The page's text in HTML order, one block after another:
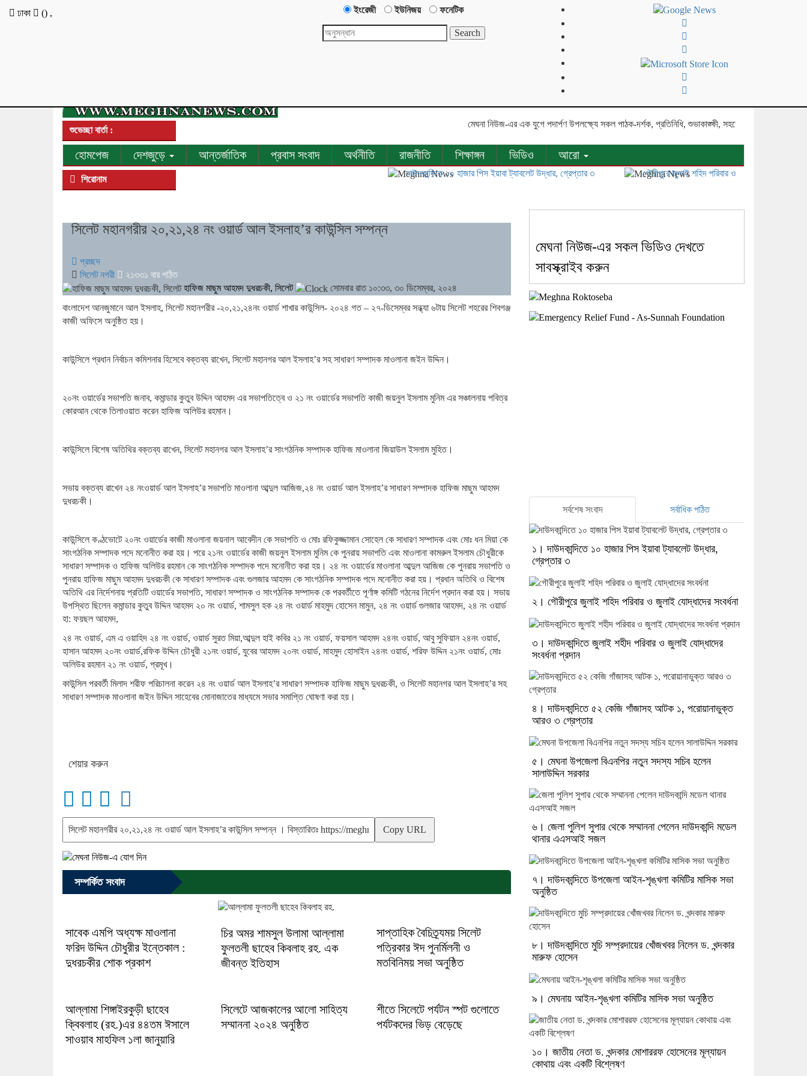
ঢাকা () , ইংরেজী ইউনিজয় ফনেটিক
শুভেচ্ছা বার্তা :
মেঘনা নিউজ-এর এক যুগে পদার্পণ উপলক্ষ্যে সকল পাঠক-দর্শক, প্রতিনিধি, শুভাকাঙ্ক্ষী, সহযোগী, কলাকৌশলীসহ দেশ ও
হোমপেজ দেশজুড়ে আন্তর্জাতিক প্রবাস সংবাদ অর্থনীতি রাজনীতি শিক্ষাঙ্গন ভিডিও আরো
শিরোনাম
দাউদকান্দিতে ১০ হাজার পিস ইয়াবা ট্যাবলেট উদ্ধার, গ্রেপ্তার ৩ গৌরীপুরে জুলাই শহিদ পরিবার ও জুলাই যোদ্ধাদের সংবর্ধনা
সিলেট মহানগরীর ২০,২১,২৪ নং ওয়ার্ড আল ইসলাহ’র কাউন্সিল সম্পন্ন
প্রচ্ছদ
সিলেট নগরী
২১৩৩১ বার পঠিত
হাফিজ মাছুম আহমদ দুধরচকী, সিলেট
সোমবার রাত ১০:৩৩, ৩০ ডিসেম্বর, ২০২৪
বাংলাদেশ আনজুমানে আল ইসলাহ, সিলেট মহানগরীর -২০,২১,২৪নং ওয়ার্ড শাখার কাউন্সিল- ২০২৪ গত – ২৭-ডিসেম্বর সন্ধ্যা ৬টায় সিলেট শহরের শিবগঞ্জ
কাজী অফিসে অনুষ্ঠিত হয়।
কাউন্সিলে প্রধান নির্বাচন কমিশনার হিসেবে বক্তব্য রাখেন, সিলেট মহানগর আল ইসলাহ’র সহ সাধারণ সম্পাদক মাওলানা জইন উদ্দিন।
২০নং ওয়ার্ডের সভাপতি জনাব, কমান্ডার কুতুব উদ্দিন আহমদ এর সভাপতিত্বে ও ২১ নং ওয়ার্ডের সভাপতি কাজী জয়নুল ইসলাম মুনিম এর সঞ্চালনায় পবিত্র
কোরআন থেকে তিলাওয়াত করেন হাফিজ অলিউর রহমান।
কাউন্সিলে বিশেষ অতিথির বক্তব্য রাখেন, সিলেট মহানগর আল ইসলাহ’র সাংগঠনিক সম্পাদক হাফিজ মাওলানা জিয়াউল ইসলাম মুহিত।
সভায় বক্তব্য রাখেন ২৪ নংওয়ার্ড আল ইসলাহ’র সভাপতি মাওলানা আব্দুল আজিজ,২৪ নং ওয়ার্ড আল ইসলাহ’র সাধারণ সম্পাদক হাফিজ মাছুম আহমদ
দুধরচকী।
কাউন্সিলে কণ্ঠভোটে ২০নং ওয়ার্ডের কাজী মাওলানা জয়নাল আবেদীন কে সভাপতি ও মোঃ রফিকুজ্জামান সোহেল কে সাধারণ সম্পাদক এবং মোঃ ধন মিয়া কে
সাংগঠনিক সম্পাদক পদে মনোনীত করা হয়। পরে ২১নং ওয়ার্ডের কাজী জয়নুল ইসলাম মুনিম কে পুনরায় সভাপতি এবং মাওলানা কামরুল ইসলাম চৌধুরীকে
সাধারণ সম্পাদক ও হাফিজ অলিউর রহমান কে সাংগঠনিক সম্পাদক পদে মনোনীত করা হয়। ২৪ নং ওয়ার্ডের মাওলানা আব্দুল আজিজ কে পুনরায় সভাপতি ও
পুনরায় হাফিজ মাছুম আহমদ দুধরচকী কে সাধারণ সম্পাদক এবং গুলজার আহমদ কে সাংগঠনিক সম্পাদক পদে মনোনীত করা হয়। প্রধান অতিথি ও বিশেষ
অতিথি এর নির্দেশনায় প্রতিটি ওয়ার্ডের সভাপতি, সাধারণ সম্পাদক ও সাংগঠনিক সম্পাদক কে পরবর্তীতে পূর্ণাঙ্গ কমিটি গঠনের নির্দেশ প্রদান করা হয়। সভায়
উপস্থিত ছিলেন কমান্ডার কুতুব উদ্দিন আহমদ ২০ নং ওয়ার্ড, শামসুল হক ২৪ নং ওয়ার্ড মাহমুদ হোসেন মামুন, ২৪ নং ওয়ার্ড গুলজার আহমদ, ২৪ নং ওয়ার্ড
হা: ফয়ছল আহমদ,
২৪ নং ওয়ার্ড, এম এ ওয়াহিদ ২৪ নং ওয়ার্ড, ওয়ার্ড সুরত মিয়া,আব্দুল হাই কবির ২১ নং ওয়ার্ড, ফয়সাল আহমদ ২৪নং ওয়ার্ড, আবু সুফিয়ান ২৪নং ওয়ার্ড,
হাসান আহমদ ২০নং ওয়ার্ড,রফিক উদ্দিন চৌধুরী ২১নং ওয়ার্ড, যুবের আহমদ ২০নং ওয়ার্ড, মাহমুদ হোসাইন ২৪নং ওয়ার্ড, শরিফ উদ্দিন ২১নং ওয়ার্ড, মোঃ
অলিউর রহমান ২১ নং ওয়ার্ড, প্রমূখ।
কাউন্সিল পরবর্তী মিলাদ শরীফ পরিচালনা করেন ২৪ নং ওয়ার্ড আল ইসলাহ’র সাধারণ সম্পাদক হাফিজ মাছুম দুধরচকী, ও সিলেট মহানগর আল ইসলাহ’র সহ
সাধারণ সম্পাদক মাওলানা জইন উদ্দিন সাহেবের মোনাজাতের মাধ্যমে সভার সমাপ্তি ঘোষণা করা হয়।
শেয়ার করুন
Copy URL
সম্পর্কিত সংবাদ
সাবেক এমপি অধ্যক্ষ মাওলানা
ফরিদ উদ্দিন চৌধুরীর ইন্তেকাল :
দুধরচকীর শোক প্রকাশ
চির অমর শামসুল উলামা আল্লামা
ফুলতলী ছাহেব কিবলাহ রহ. এক
জীবন্ত ইতিহাস
সাপ্তাহিক বৈচিত্র্যময় সিলেট
পত্রিকার ঈদ পুনর্মিলনী ও
মতবিনিময় সভা অনুষ্ঠিত
আল্লামা শিঙ্গাইরকুড়ী ছাহেব
ক্বিবলাহ (রহ.)এর ৪৪তম ঈসালে
সাওয়াব মাহফিল ১লা জানুয়ারি
সিলেটে আজকালের আলো সাহিত্য
সম্মাননা ২০২৪ অনুষ্ঠিত
শীতে সিলেটে পর্যটন স্পট গুলোতে
পর্যটকদের ভিড় বেড়েছে
মেঘনা নিউজ-এর সকল ভিডিও দেখতে
সাবস্ক্রাইব করুন
সর্বশেষ সংবাদ সর্বাধিক পঠিত
১। দাউদকান্দিতে ১০ হাজার পিস ইয়াবা ট্যাবলেট উদ্ধার,
গ্রেপ্তার ৩
২। গৌরীপুরে জুলাই শহিদ পরিবার ও জুলাই যোদ্ধাদের সংবর্ধনা
৩। দাউদকান্দিতে জুলাই শহীদ পরিবার ও জুলাই যোদ্ধাদের
সংবর্ধনা প্রদান
৪। দাউদকান্দিতে ৫২ কেজি গাঁজাসহ আটক ১, পরোয়ানাভুক্ত
আরও ৩ গ্রেপ্তার
৫। মেঘনা উপজেলা বিএনপির নতুন সদস্য সচিব হলেন
সালাউদ্দিন সরকার
৬। জেলা পুলিশ সুপার থেকে সম্মাননা পেলেন দাউদকান্দি মডেল
থানার এএসআই সজল
৭। দাউদকান্দিতে উপজেলা আইন-শৃঙ্খলা কমিটির মাসিক সভা
অনুষ্ঠিত
৮। দাউদকান্দিতে মুচি সম্প্রদায়ের খোঁজখবর নিলেন ড. খন্দকার
মারুফ হোসেন
৯। মেঘনায় আইন-শৃঙ্খলা কমিটির মাসিক সভা অনুষ্ঠিত
১০। জাতীয় নেতা ড. খন্দকার মোশাররফ হোসেনের মূল্যায়ন
কোথায় এবং একটি বিশ্লেষণ